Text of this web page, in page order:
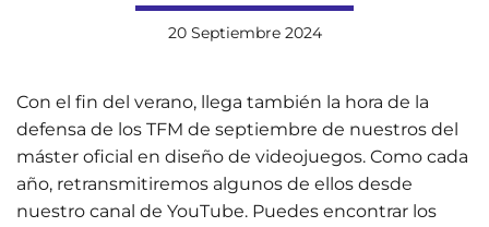
20 Septiembre 2024
Con el fin del verano, llega también la hora de la
defensa de los TFM de septiembre de nuestros del
máster oficial en diseño de videojuegos. Como cada
año, retransmitiremos algunos de ellos desde
nuestro canal de YouTube. Puedes encontrar los